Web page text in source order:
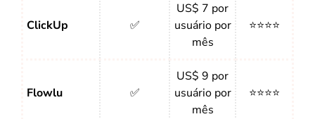
ClickUp ✅
US$ 7 por
usuário por
mês
⭐⭐⭐⭐
Flowlu ✅
US$ 9 por
usuário por
mês
⭐⭐⭐⭐